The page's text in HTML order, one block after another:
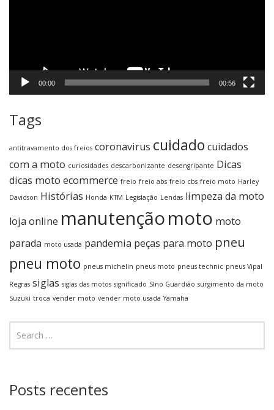
00:00 00:56
Tags
antitravamento dos freios coronavirus cuidado cuidados
com a moto curiosidades descarbonizante desengripante Dicas
dicas moto ecommerce freio freio abs freio cbs freio moto Harley
Davidson Histórias Honda KTM Legislação Lendas limpeza da moto
loja online manutençãomoto moto
parada moto usada pandemia peças para moto pneu
pneu moto pneus michelin pneus moto pneus technic pneus Vipal
Regras siglas siglas das motos significado SIno Guardião surgimento da moto
Suzuki troca vender moto vender moto usada Yamaha
Posts recentes